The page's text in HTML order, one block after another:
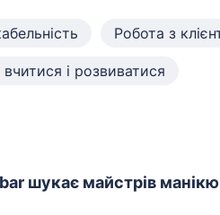
Робота з
і розвиватися
шукає майстрів